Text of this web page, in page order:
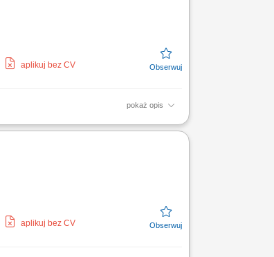
aplikuj bez CV
pokaż opis
na ladach chłodniczych;
aplikuj bez CV